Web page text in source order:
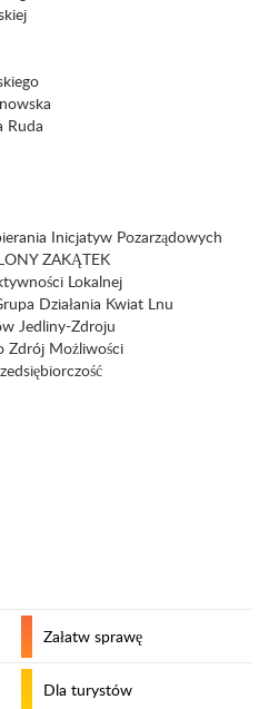
Inicjatyw Pozarządowych
ZAKĄTEK
Lokalnej
Działania Kwiat Lnu
Jedliny-Zdroju
Zdrój Możliwości
Załatw sprawę
Dla turystów